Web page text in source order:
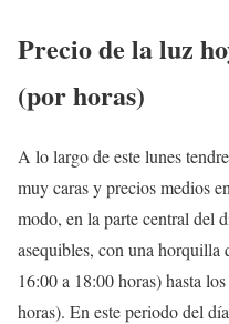
Precio de la luz
(por horas)
A lo largo de este lunes
muy caras y precios medios
modo, en la parte central del
asequibles, con una horquilla
16:00 a 18:00 horas) hasta
horas). En este periodo del